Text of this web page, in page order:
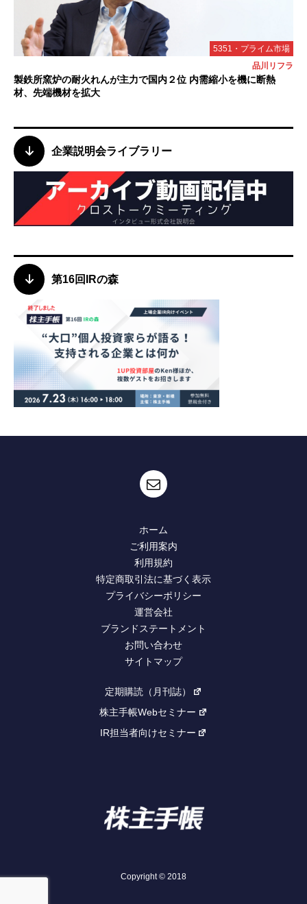
5351・プライム市場
品川リフラ
製鉄所窯炉の耐火れんが主力で国内２位 内需縮小を機に断熱
材、先端機材を拡大
企業説明会ライブラリー
第16回IRの森
ホーム
ご利用案内
利用規約
特定商取引法に基づく表示
プライバシーポリシー
運営会社
ブランドステートメント
お問い合わせ
サイトマップ
定期購読（月刊誌）
株主手帳Webセミナー
IR担当者向けセミナー
Copyright © 2018